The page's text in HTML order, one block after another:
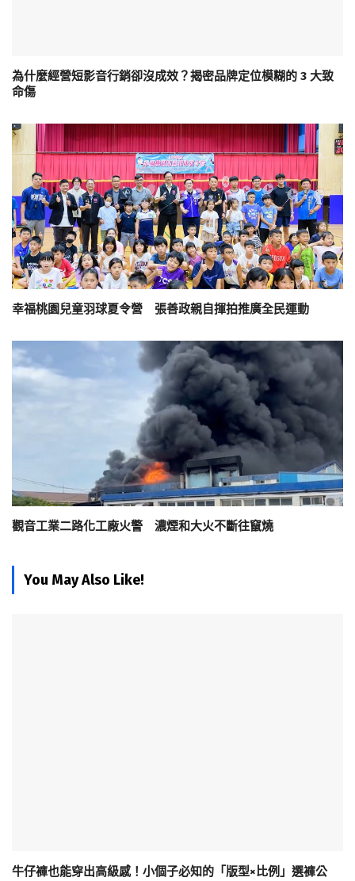
為什麼經營短影音行銷卻沒成效？揭密品牌定位模糊的 3 大致
命傷
幸福桃園兒童羽球夏令營 張善政親自揮拍推廣全民運動
觀音工業二路化工廠火警 濃煙和大火不斷往竄燒
You May Also Like!
牛仔褲也能穿出高級感！小個子必知的「版型×比例」選褲公